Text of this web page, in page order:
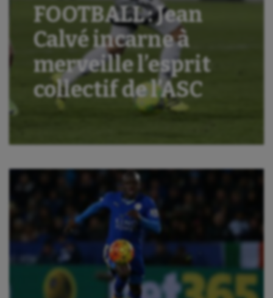
Aéronautique
Athlétisme
Auto
Aviron
Balle à la main
FOOTBALL : Jean
Calvé incarne à
merveille l’esprit
collectif de l’ASC